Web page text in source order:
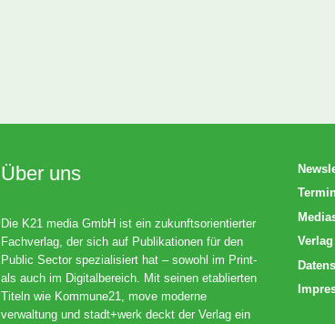
Über uns
Die K21 media GmbH ist ein zukunftsorientierter
Fachverlag, der sich auf Publikationen für den
Public Sector spezialisiert hat – sowohl im Print-
als auch im Digitalbereich. Mit seinen etablierten
Titeln wie Kommune21, move moderne
verwaltung und stadt+werk deckt der Verlag ein
Verlag